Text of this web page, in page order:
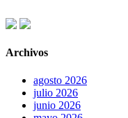
Archivos
agosto 2026
julio 2026
junio 2026